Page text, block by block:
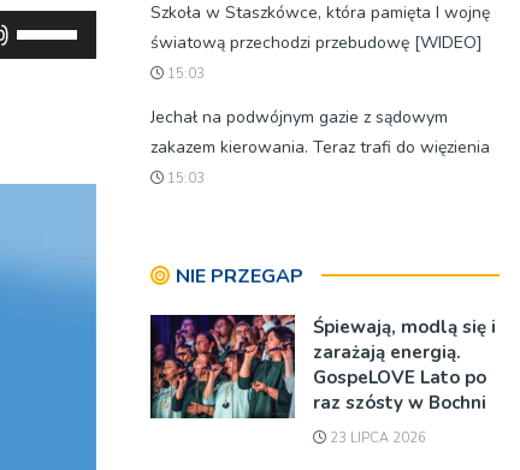
strzałek
do
Szkoła w Staszkówce, która pamięta I wojnę
światową przechodzi przebudowę [WIDEO]
15:03
Jechał na podwójnym gazie z sądowym
zakazem kierowania. Teraz trafi do więzienia
15:03
NIE PRZEGAP
Śpiewają, modlą się i
zarażają energią.
GospeLOVE Lato po
raz szósty w Bochni
23 LIPCA 2026